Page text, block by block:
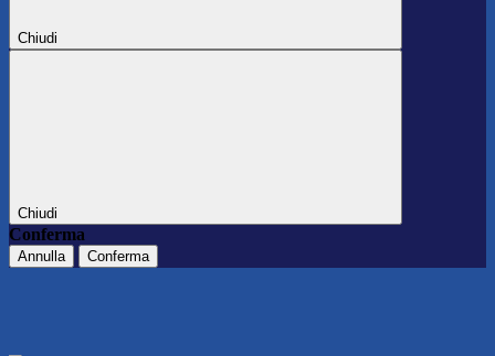
Chiudi
Chiudi
Conferma
Annulla Conferma